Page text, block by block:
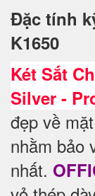
Đặc tính
K1650
Két Sắt
Silver -
đẹp về
nhằm bảo
nhất.